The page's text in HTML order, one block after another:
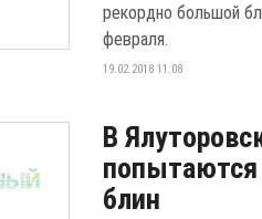
рекордно большой
февраля.
19.02.2018 11:08
В
попытаются
блин